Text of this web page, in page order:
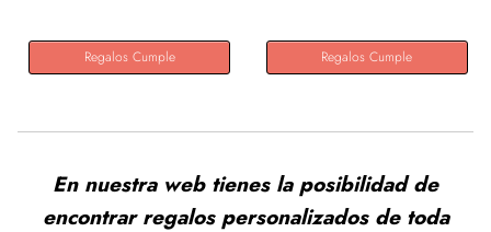
Regalos Cumple Regalos Cumple
En nuestra web tienes la posibilidad de
encontrar regalos personalizados de toda